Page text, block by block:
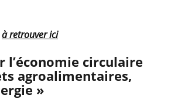
à retrouver ici
l’économie circulaire
agroalimentaires,
»